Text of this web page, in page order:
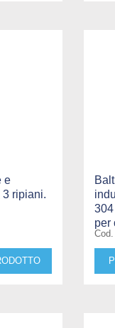
e
ripiani.
per